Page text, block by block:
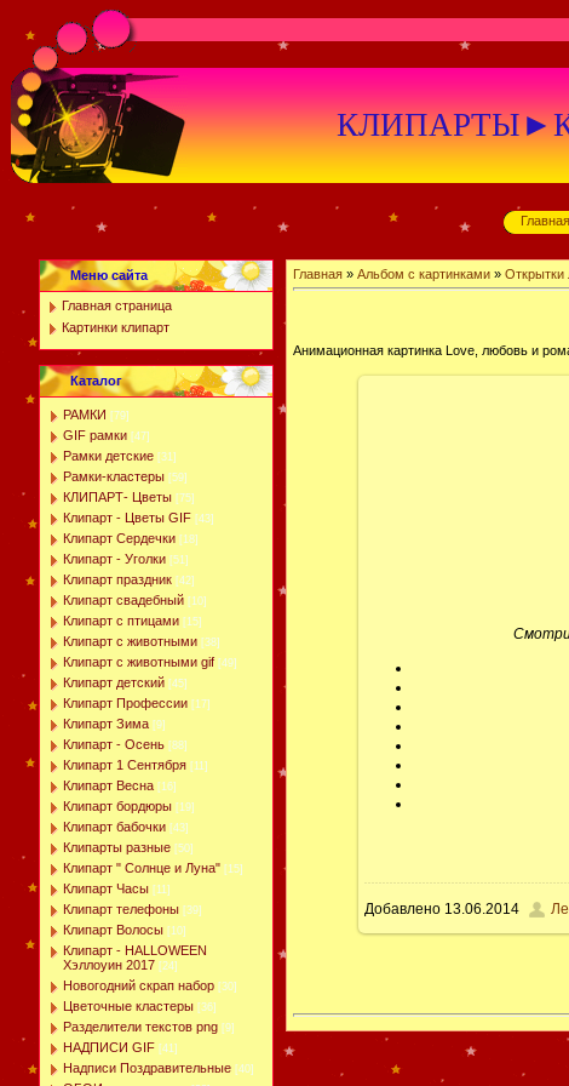
Главная
Меню сайта
Главная страница
Картинки клипарт
Каталог
РАМКИ [79]
GIF рамки [47]
Рамки детские [31]
Рамки-кластеры [59]
КЛИПАРТ- Цветы [75]
Клипарт - Цветы GIF [43]
Клипарт Сердечки [18]
Клипарт - Уголки [51]
Клипарт праздник [42]
Клипарт свадебный [10]
Клипарт с птицами [15]
Клипарт с животными [38]
Клипарт с животными gif [49]
Клипарт детский [45]
Клипарт Профессии [17]
Клипарт Зима [9]
Клипарт - Осень [88]
Клипарт 1 Сентября [11]
Клипарт Весна [16]
Клипарт бордюры [19]
Клипарт бабочки [43]
Клипарты разные [50]
Клипарт " Солнце и Луна" [15]
Клипарт Часы [11]
Клипарт телефоны [39]
Клипарт Волосы [10]
Клипарт - HALLOWEEN
Хэллоуин 2017 [24]
Новогодний скрап набор [30]
Цветочные кластеры [36]
Разделители текстов png [9]
НАДПИСИ GIF [41]
Надписи Поздравительные [40]
Главная» Альбом с картинками» Открытки
Анимационная картинка Love, любовь и
Добавлено13.06.2014